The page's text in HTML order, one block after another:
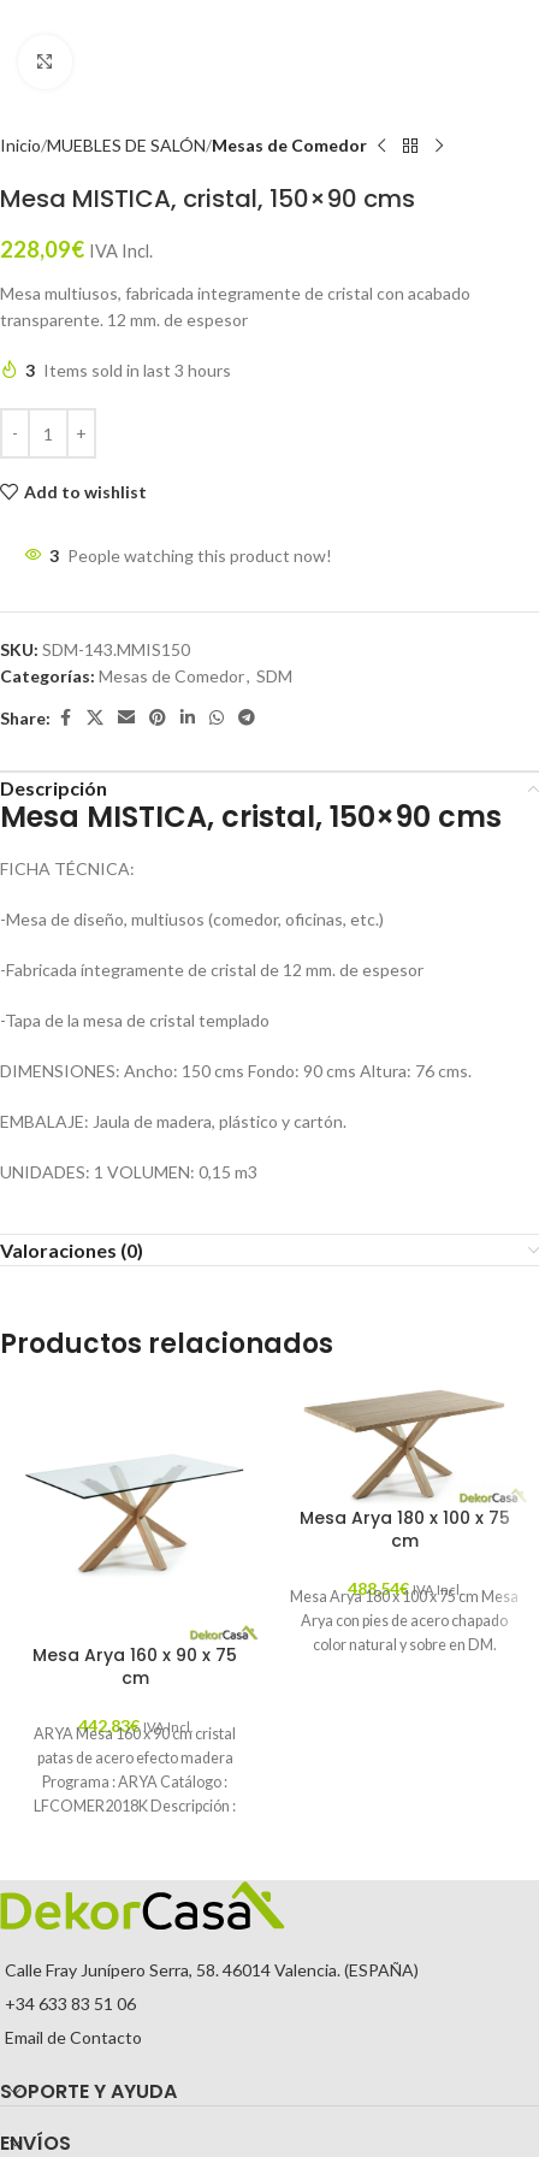
Inicio MUEBLES DE SALÓN Mesas de Comedor
Mesa MISTICA, cristal, 150×90 cms
228,09€ IVA Incl.
Mesa multiusos, fabricada integramente de cristal con acabado
transparente. 12 mm. de espesor
3 Items sold in last 3 hours
Add to wishlist
3 People watching this product now!
SKU: SDM-143.MMIS150
Categorías: Mesas de Comedor, SDM
Share:
Descripción
Mesa MISTICA, cristal, 150×90 cms
FICHA TÉCNICA:
-Mesa de diseño, multiusos (comedor, oficinas, etc.)
-Fabricada íntegramente de cristal de 12 mm. de espesor
-Tapa de la mesa de cristal templado
DIMENSIONES: Ancho: 150 cms Fondo: 90 cms Altura: 76 cms.
EMBALAJE: Jaula de madera, plástico y cartón.
UNIDADES: 1 VOLUMEN: 0,15 m3
Valoraciones (0)
Productos relacionados
Mesa Arya 160 x 90 x 75
cm
442,83€ IVA Incl.
ARYA Mesa 160 x 90 cm cristal
patas de acero efecto madera
Programa : ARYA Catálogo :
LFCOMER2018K Descripción :
Mesa Arya 180 x 100 x 75
cm
488,54€ IVA Incl.
Mesa Arya 180 x 100 x 75 cm Mesa
Arya con pies de acero chapado
color natural y sobre en DM.
Calle Fray Junípero Serra, 58. 46014 Valencia. (ESPAÑA)
+34 633 83 51 06
Email de Contacto
SOPORTE Y AYUDA
ENVÍOS